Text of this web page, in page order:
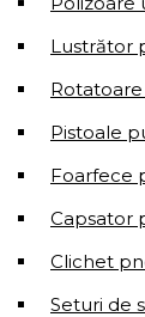
Lustrător
Pistoale
Foarfece
Capsator
Clichet
Seturi de